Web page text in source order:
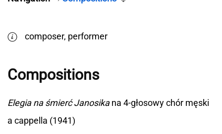
composer, performer
Compositions
Elegia na śmierć Janosikana 4-głosowy chór męski
a cappella (1941)